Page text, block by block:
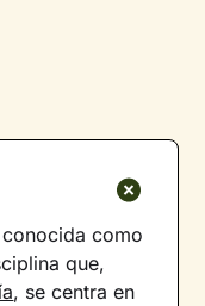
como
que,
, se centra en